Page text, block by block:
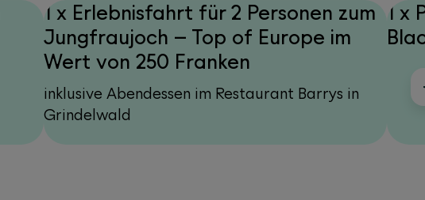
1 x Erlebnisfahrt für 2 Personen zum
Jungfraujoch – Top of Europe im
Wert von 250 Franken
inklusive Abendessen im Restaurant Barrys in
Grindelwald
1 x